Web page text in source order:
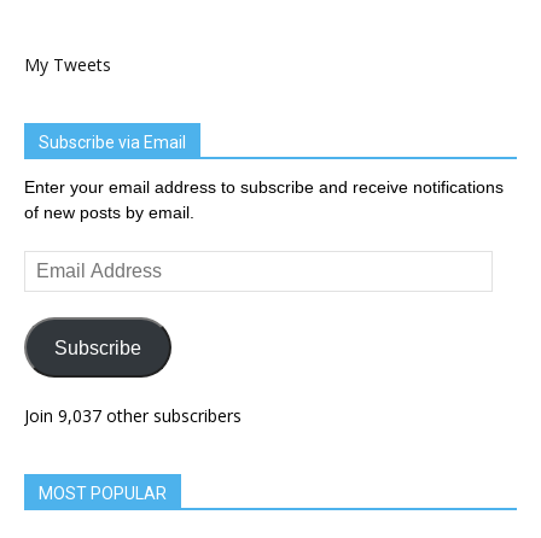
My Tweets
Subscribe via Email
Enter your email address to subscribe and receive notifications
of new posts by email.
Email
Address
Subscribe
Join 9,037 other subscribers
MOST POPULAR